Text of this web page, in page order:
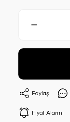
Paylaş
Fiyat Alarmı